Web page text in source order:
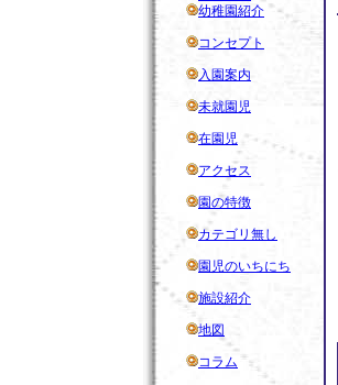
幼稚園紹介
コンセプト
入園案内
未就園児
在園児
アクセス
園の特徴
カテゴリ無し
園児のいちにち
施設紹介
地図
コラム